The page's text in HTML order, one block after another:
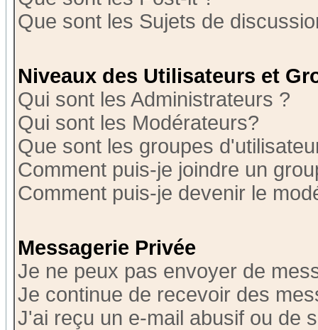
Que sont les Sujets de
Niveaux des Utilisateurs et
Qui sont les Administrateurs ?
Qui sont les Modérateurs?
Que sont les groupes
Comment puis-je joindre un
Comment puis-je devenir le
Messagerie Privée
Je ne peux pas envoyer de
Je continue de recevoir des
J'ai reçu un e-mail abusif ou de